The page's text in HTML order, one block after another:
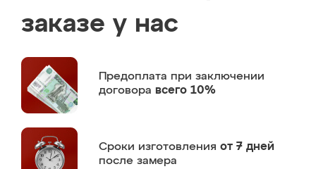
заказе у нас
Предоплата при заключении
договора всего 10%
Сроки изготовления от 7 дней
после замера